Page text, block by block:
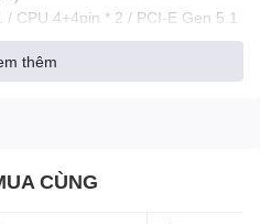
CPU 4+4pin * 2 / PCI-E Gen 5.1
* 6 / Molex 4pin * 3
thêm
CÙNG